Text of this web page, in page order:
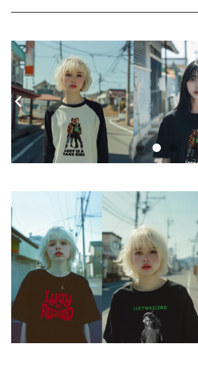
モバイルケース
Androidケース
iPhoneケース
スマホリング
ステッカー
アクセサリー
バッグ
アートワーク
フォトカード